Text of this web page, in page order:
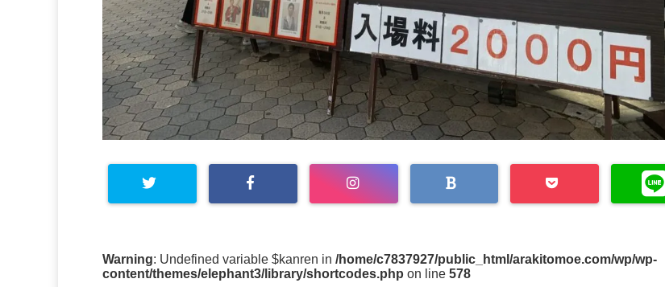
Warning: Undefined variable $kanren in /home/c7837927/public_html/arakitomoe.com/wp/wp-
content/themes/elephant3/library/shortcodes.php on line 578